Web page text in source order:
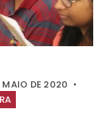
MAIO DE 2020 •